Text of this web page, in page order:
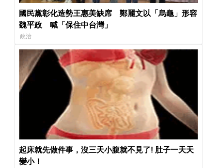
國民黨彰化造勢王惠美缺席 鄭麗文以「烏龜」形容
魏平政 喊「保住中台灣」
政治
起床就先做件事，沒三天小腹就不見了! 肚子一天天
變小！